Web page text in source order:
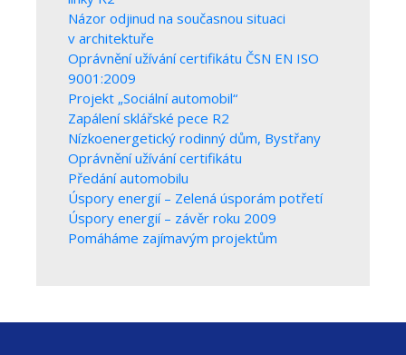
Názor odjinud na současnou situaci
v architektuře
Oprávnění užívání certifikátu ČSN EN ISO
9001:2009
Projekt „Sociální automobil“
Zapálení sklářské pece R2
Nízkoenergetický rodinný dům, Bystřany
Oprávnění užívání certifikátu
Předání automobilu
Úspory energií – Zelená úsporám potřetí
Úspory energií – závěr roku 2009
Pomáháme zajímavým projektům